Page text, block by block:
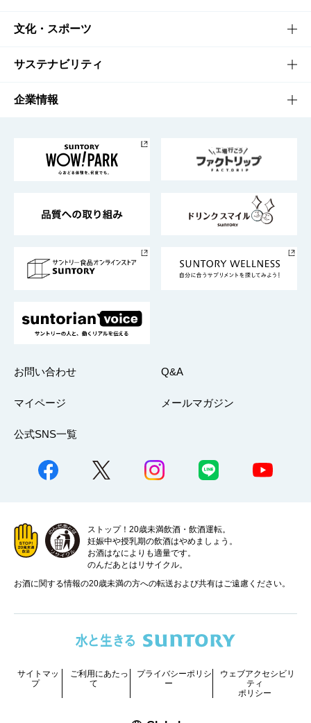
商品一覧
商品発売情報
栄養成分一覧
知る・楽しむTOP
キャンペーン
工場見学
地域情報
文化・スポーツ
文化・スポーツTOP
サントリーホール
サントリーサンバーズ大阪
サステナビリティ
サステナビリティTOP
サントリーが考えるサステナビリティ経営
企業情報
企業概要
採用情報
お問い合わせ Q&A
マイページ メールマガジン
公式SNS一覧
ストップ！20歳未満飲酒・飲酒運転。
妊娠中や授乳期の飲酒はやめましょう。
お酒はなによりも適量です。
のんだあとはリサイクル。
お酒に関する情報の20歳未満の方への転送および共有はご遠慮ください。
サイトマッ
プ
ご利用にあたっ
て
プライバシーポリシ
ー
ウェブアクセシビリ
ティ
ポリシー